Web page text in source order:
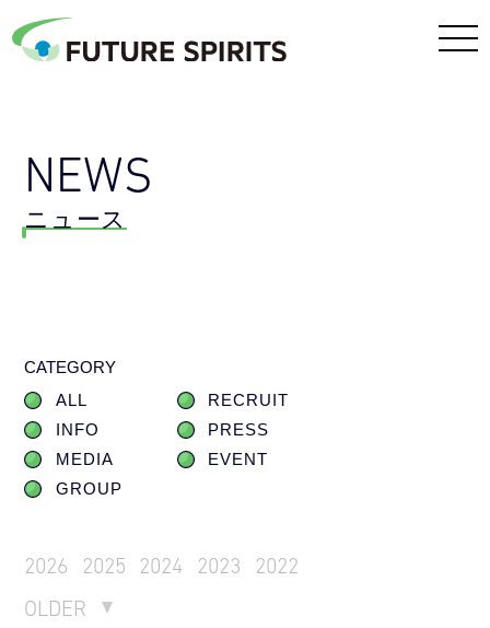
NEWS
ニュース
CATEGORY
ALL
RECRUIT
INFO
PRESS
MEDIA
EVENT
GROUP
2026 2025 2024 2023
2022
OLDER